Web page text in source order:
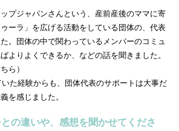
プジャパンさんという、産前産後のママに寄
ーラ」を広げる活動をしている団体の、代表
。団体の中で関わっているメンバーのコミュ
よりよくできるか、などの話を聞きました。
ら）
た経験からも、団体代表のサポートは大事だ
を感じました。
の違いや、感想を聞かせてくださ